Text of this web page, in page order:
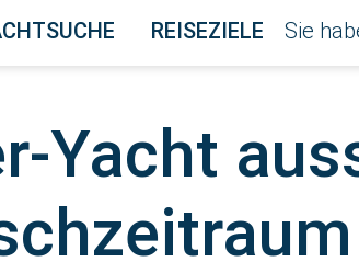
REISEZIELE Sie
Yacht